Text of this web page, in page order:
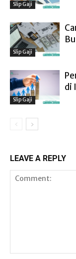
Slip Gaji
Slip Gaji
Slip Gaji
di
LEAVE A REPLY